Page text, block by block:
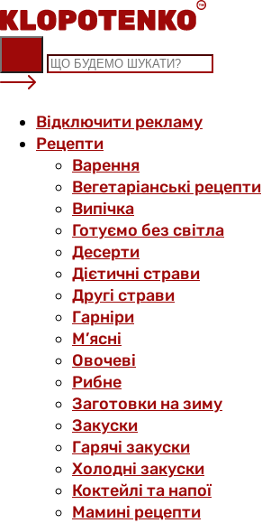
Skip
to
content
Відключити рекламу
Рецепти
Варення
Вегетаріанські рецепти
Випічка
Готуємо без світла
Десерти
Дієтичні страви
Другі страви
Гарніри
М’ясні
Овочеві
Рибне
Заготовки на зиму
Закуски
Гарячі закуски
Холодні закуски
Коктейлі та напої
Мамині рецепти